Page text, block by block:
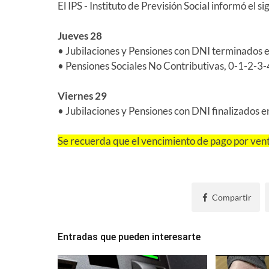
El IPS - Instituto de Previsión Social informó el
Jueves 28
• Jubilaciones y Pensiones con DNI terminados
• Pensiones Sociales No Contributivas, 0-1-2-
Viernes 29
• Jubilaciones y Pensiones con DNI finalizados
Se recuerda que el vencimiento de pago por
Compartir
Entradas que pueden interesarte